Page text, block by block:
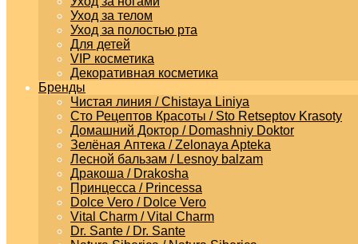
Уход за телом
Уход за полостью рта
Для детей
VIP косметика
Декоративная косметика
Бренды
Чистая линия / Chistaya Liniya
Сто Рецептов Красоты / Sto Retseptov Krasoty
Домашний Доктор / Domashniy Doktor
Зелёная Аптека / Zelonaya Apteka
Лесной бальзам / Lesnoy balzam
Дракоша / Drakosha
Принцесса / Princessa
Dolce Vero / Dolce Vero
Vital Charm / Vital Charm
Dr. Sante / Dr. Sante